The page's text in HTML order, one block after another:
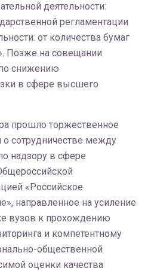
деятельности:
регламентации
от количества бумаг
Позже на совещании
снижению
в сфере высшего
прошло торжественное
о сотрудничестве между
надзору в сфере
«Российское
направленное на усиление
вузов к прохождению
и компетентному
общественной
оценки качества